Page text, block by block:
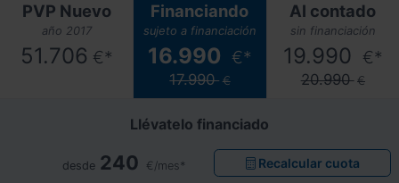
PVP Nuevo
año 2017
51.706 €*
Financiando
sujeto a financiación
16.990 €*
17.990 €
Al contado
sin financiación
19.990 €*
20.990 €
Llévatelo financiado
desde 240 €/mes* Recalcular cuota